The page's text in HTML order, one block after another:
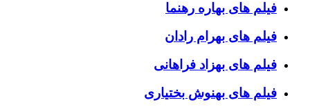
فیلم های بهاره رهنما
فیلم های بهرام رادان
فیلم های بهزاد فراهانی
فیلم های بهنوش بختیاری